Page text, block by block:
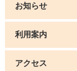
お知らせ
利用案内
アクセス